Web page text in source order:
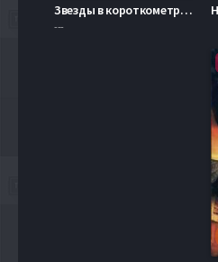
Звезды в короткометражках (2012)
---